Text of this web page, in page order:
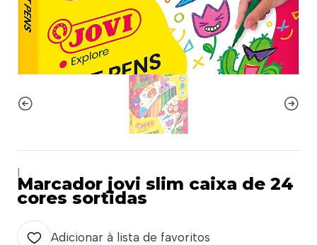
Marcador jovi slim caixa de 24
cores sortidas
Adicionar à lista de favoritos